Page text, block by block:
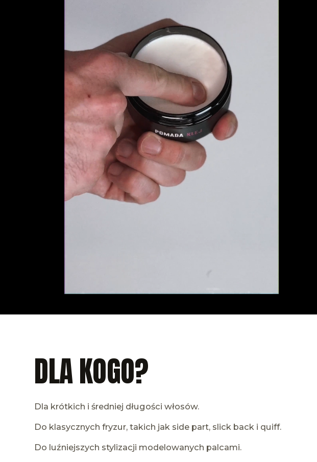
DLA KOGO?
Dla krótkich i średniej długości włosów.
Do klasycznych fryzur, takich jak side part, slick back i quiff.
Do luźniejszych stylizacji modelowanych palcami.